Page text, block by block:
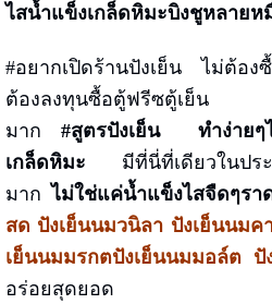
ไสน้ำแข็งเกล็ดหิมะบิงชูหลายห
#อยากเปิดร้านปังเย็น ไม่ต้อ
ต้องลงทุนซื้อตู้ฟรีซตู้เย็น ไ
มาก #สูตรปังเย็น
ทำง่ายๆ
เกล็ดหิมะ มีที่นี่ที่เดียวในปร
มากไม่ใช่แค่น้ำแข็งไสจืดๆรา
สด ปังเย็นนมวนิลา ปังเย็นนมค
เย็นนมมรกตปังเย็นนมมอล์ต ปั
อร่อยสุดยอด